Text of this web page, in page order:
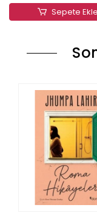
Sepete Ekle